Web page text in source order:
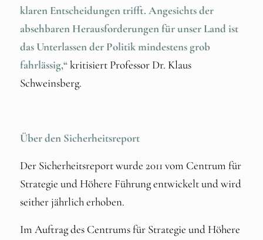
klaren Entscheidungen trifft. Angesichts der
absehbaren Herausforderungen für unser Land ist
das Unterlassen der Politik mindestens grob
fahrlässig,“kritisiert Professor Dr. Klaus
Schweinsberg.
Über den Sicherheitsreport
Der Sicherheitsreport wurde 2011 vom Centrum für
Strategie und Höhere Führung entwickelt und wird
seither jährlich erhoben.
Im Auftrag des Centrums für Strategie und Höhere